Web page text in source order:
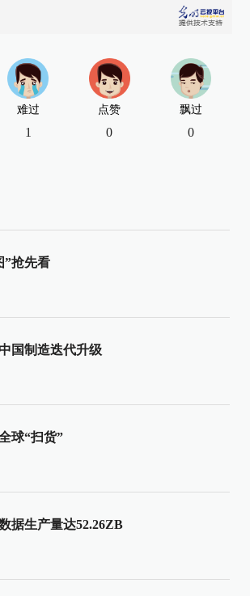
难过
1
点赞
0
飘过
0
”抢先看
国制造迭代升级
球“扫货”
据生产量达52.26ZB